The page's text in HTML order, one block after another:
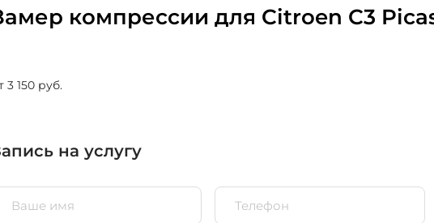
компрессии для Citroen C3
3 150 руб.
на услугу